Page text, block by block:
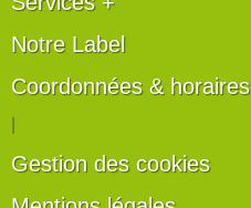
Notre Label
Coordonnées & horaires
Gestion des cookies